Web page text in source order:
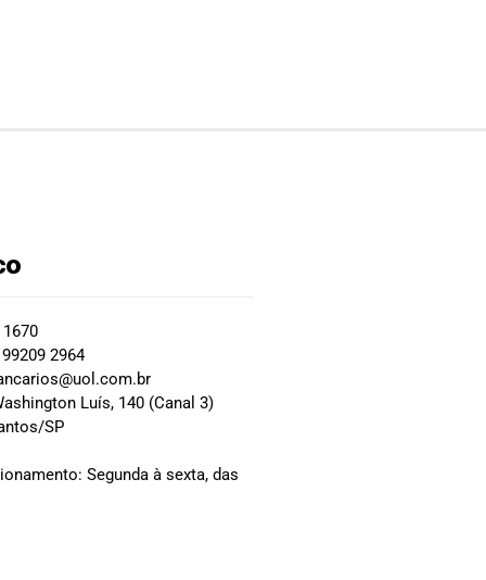
2964
Luís, 140 (Canal 3)
SP
Segunda à sexta, das